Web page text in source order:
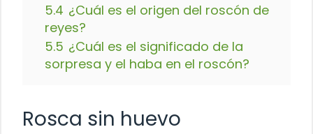
5.4 ¿Cuál es el origen del roscón de
reyes?
5.5 ¿Cuál es el significado de la
sorpresa y el haba en el roscón?
Rosca sin huevo